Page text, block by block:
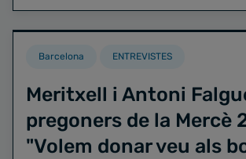
Barcelona ENTREVISTES
Meritxell i Antoni
pregoners de la Mercè
"Volem donar veu als